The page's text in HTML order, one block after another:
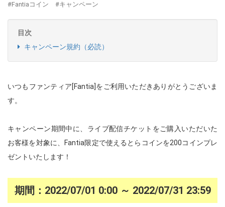
#Fantiaコイン
#キャンペーン
目次
キャンペーン規約（必読）
いつもファンティア[Fantia]をご利用いただきありがとうございま
す。
キャンペーン期間中に、ライブ配信チケットをご購入いただいた
お客様を対象に、Fantia限定で使えるとらコインを200コインプレ
ゼントいたします！
期間：2022/07/01 0:00 ～ 2022/07/31 23:59